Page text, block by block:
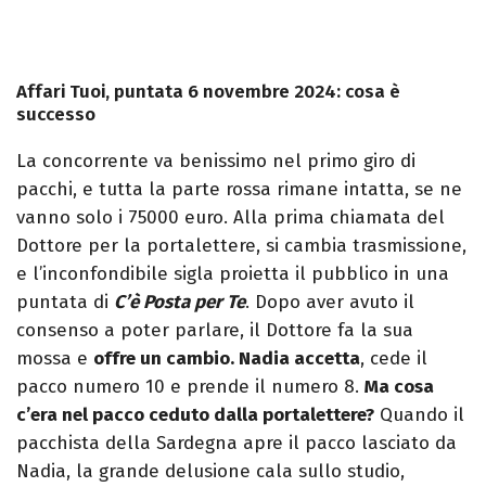
Affari Tuoi, puntata 6 novembre 2024: cosa è
successo
La concorrente va benissimo nel primo giro di
pacchi, e tutta la parte rossa rimane intatta, se ne
vanno solo i 75000 euro. Alla prima chiamata del
Dottore per la portalettere, si cambia trasmissione,
e l’inconfondibile sigla proietta il pubblico in una
puntata di C’è Posta per Te. Dopo aver avuto il
consenso a poter parlare, il Dottore fa la sua
mossa e offre un cambio. Nadia accetta, cede il
pacco numero 10 e prende il numero 8. Ma cosa
c’era nel pacco ceduto dalla portalettere? Quando il
pacchista della Sardegna apre il pacco lasciato da
Nadia, la grande delusione cala sullo studio,